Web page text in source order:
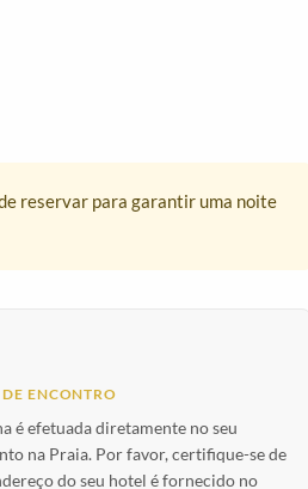
reservar para garantir uma noite
ENCONTRO
é efetuada diretamente no seu
na Praia. Por favor, certifique-se de
do seu hotel é fornecido no